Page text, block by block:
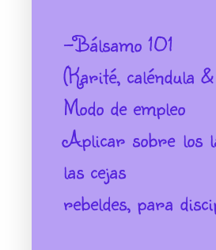
-Bálsamo 101
(Karité, caléndula
Modo de empleo
Aplicar sobre los
las cejas
rebeldes, para